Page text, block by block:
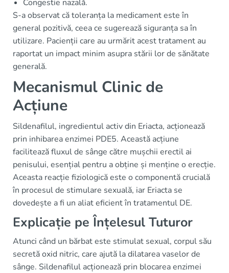
Congestie nazală.
S-a observat că toleranța la medicament este în
general pozitivă, ceea ce sugerează siguranța sa în
utilizare. Pacienții care au urmărit acest tratament au
raportat un impact minim asupra stării lor de sănătate
generală.
Mecanismul Clinic de
Acțiune
Sildenafilul, ingredientul activ din Eriacta, acționează
prin inhibarea enzimei PDE5. Această acțiune
facilitează fluxul de sânge către mușchii erectil ai
penisului, esențial pentru a obține și menține o erecție.
Aceasta reacție fiziologică este o componentă crucială
în procesul de stimulare sexuală, iar Eriacta se
dovedește a fi un aliat eficient în tratamentul DE.
Explicație pe Înțelesul Tuturor
Atunci când un bărbat este stimulat sexual, corpul său
secretă oxid nitric, care ajută la dilatarea vaselor de
sânge. Sildenafilul acționează prin blocarea enzimei